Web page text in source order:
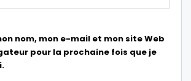
nom, mon e-mail et mon site Web
pour la prochaine fois que je